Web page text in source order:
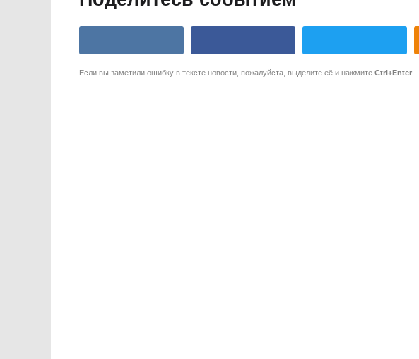
Если вы заметили ошибку в тексте новости, пожалуйста, выделите её и нажмите Ctrl+Enter